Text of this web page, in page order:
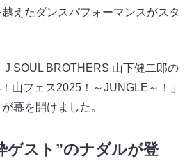
えたダンスパフォーマンスがスタ
J SOUL BROTHERS 山下健二郎の
山フェス2025！～JUNGLE～！」
幕を開けました。
ゲスト”のナダルが登